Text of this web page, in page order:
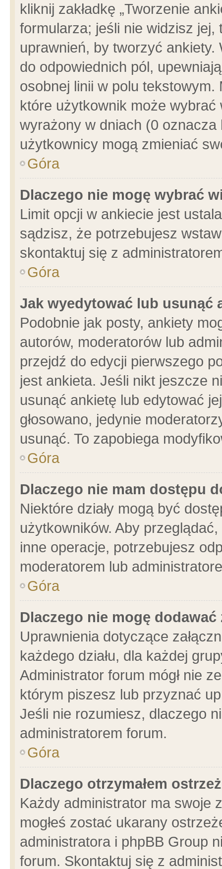
kliknij zakładkę „Tworzenie
formularza; jeśli nie widzisz
uprawnień, by tworzyć ankiety.
do odpowiednich pól,
osobnej linii w polu
które użytkownik może
wyrażony w dniach (0
użytkownicy mogą zmieniać
Góra
Dlaczego nie mogę wybrać
Limit opcji w ankiecie jest
sądzisz, że potrzebujesz
skontaktuj się z
Góra
Jak wyedytować lub usunąć
Podobnie jak posty, ankiety
autorów, moderatorów lub
przejdź do edycji pierwszego
jest ankieta. Jeśli nikt jeszcze
usunąć ankietę lub edytować
głosowano, jedynie
usunąć. To zapobiega
Góra
Dlaczego nie mam dostępu
Niektóre działy mogą być
użytkowników. Aby
inne operacje, potrzebujesz
moderatorem lub
Góra
Dlaczego nie mogę dodawać
Uprawnienia dotyczące
każdego działu, dla każdej
Administrator forum mógł nie
którym piszesz lub przyznać
Jeśli nie rozumiesz, dlaczego
administratorem forum.
Góra
Dlaczego otrzymałem
Każdy administrator ma swoje
mogłeś zostać ukarany
administratora i phpBB Group
forum. Skontaktuj się z